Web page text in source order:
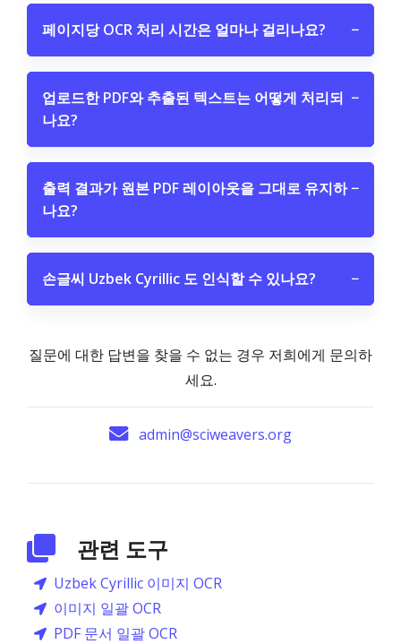
페이지당 OCR 처리 시간은 얼마나 걸리나요? −
업로드한 PDF와 추출된 텍스트는 어떻게 처리되
나요?
−
출력 결과가 원본 PDF 레이아웃을 그대로 유지하
나요?
−
손글씨 Uzbek Cyrillic 도 인식할 수 있나요? −
질문에 대한 답변을 찾을 수 없는 경우 저희에게 문의하
세요.
admin@sciweavers.org
관련 도구
Uzbek Cyrillic 이미지 OCR
이미지 일괄 OCR
PDF 문서 일괄 OCR